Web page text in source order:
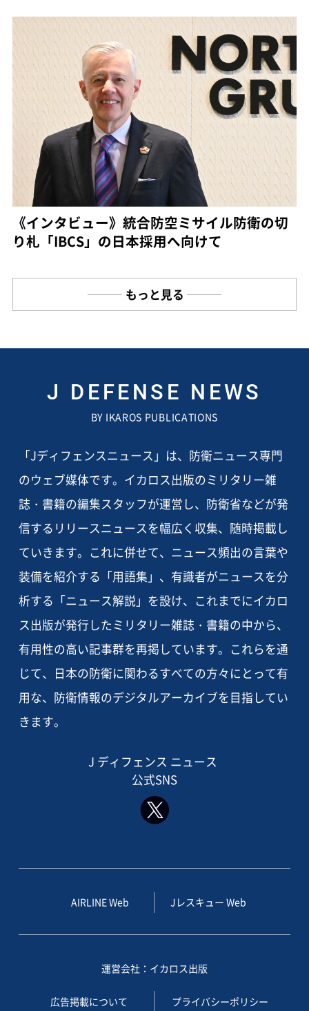
《インタビュー》統合防空ミサイル防衛の切
り札「IBCS」の日本採用へ向けて
もっと見る
J DEFENSE NEWS
BY IKAROS PUBLICATIONS
「Jディフェンスニュース」は、防衛ニュース専門
のウェブ媒体です。イカロス出版のミリタリー雑
誌・書籍の編集スタッフが運営し、防衛省などが発
信するリリースニュースを幅広く収集、随時掲載し
ていきます。これに併せて、ニュース頻出の言葉や
装備を紹介する「用語集」、有識者がニュースを分
析する「ニュース解説」を設け、これまでにイカロ
ス出版が発行したミリタリー雑誌・書籍の中から、
有用性の高い記事群を再掲しています。これらを通
じて、日本の防衛に関わるすべての方々にとって有
用な、防衛情報のデジタルアーカイブを目指してい
きます。
J ディフェンス ニュース
公式SNS
AIRLINE Web Jレスキュー Web
運営会社：イカロス出版
広告掲載について プライバシーポリシー